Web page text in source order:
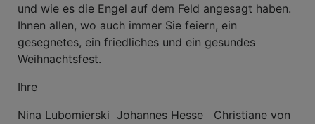
und wie es die Engel auf dem Feld angesagt haben.
Ihnen allen, wo auch immer Sie feiern, ein
gesegnetes, ein friedliches und ein gesundes
Weihnachtsfest.
Ihre
Nina Lubomierski Johannes Hesse Christiane von